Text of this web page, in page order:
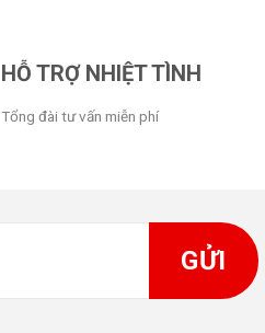
HỖ TRỢ NHIỆT TÌNH
Tổng đài tư vấn miễn phí